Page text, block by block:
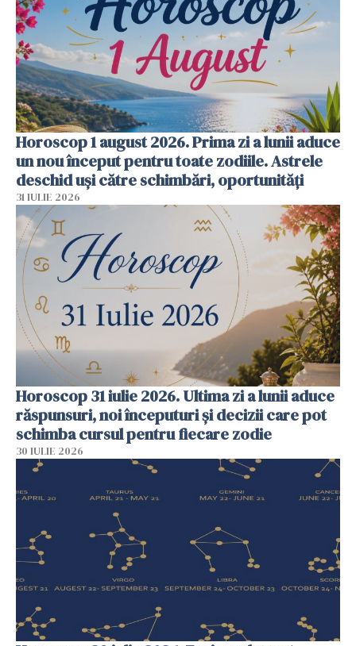
Horoscop 1 august 2026. Prima zi a lunii aduce
un nou început pentru toate zodiile. Astrele
deschid uși către schimbări, oportunități
31 IULIE 2026
Horoscop 31 iulie 2026. Ultima zi a lunii aduce
răspunsuri, noi începuturi și decizii care pot
schimba cursul pentru fiecare zodie
30 IULIE 2026